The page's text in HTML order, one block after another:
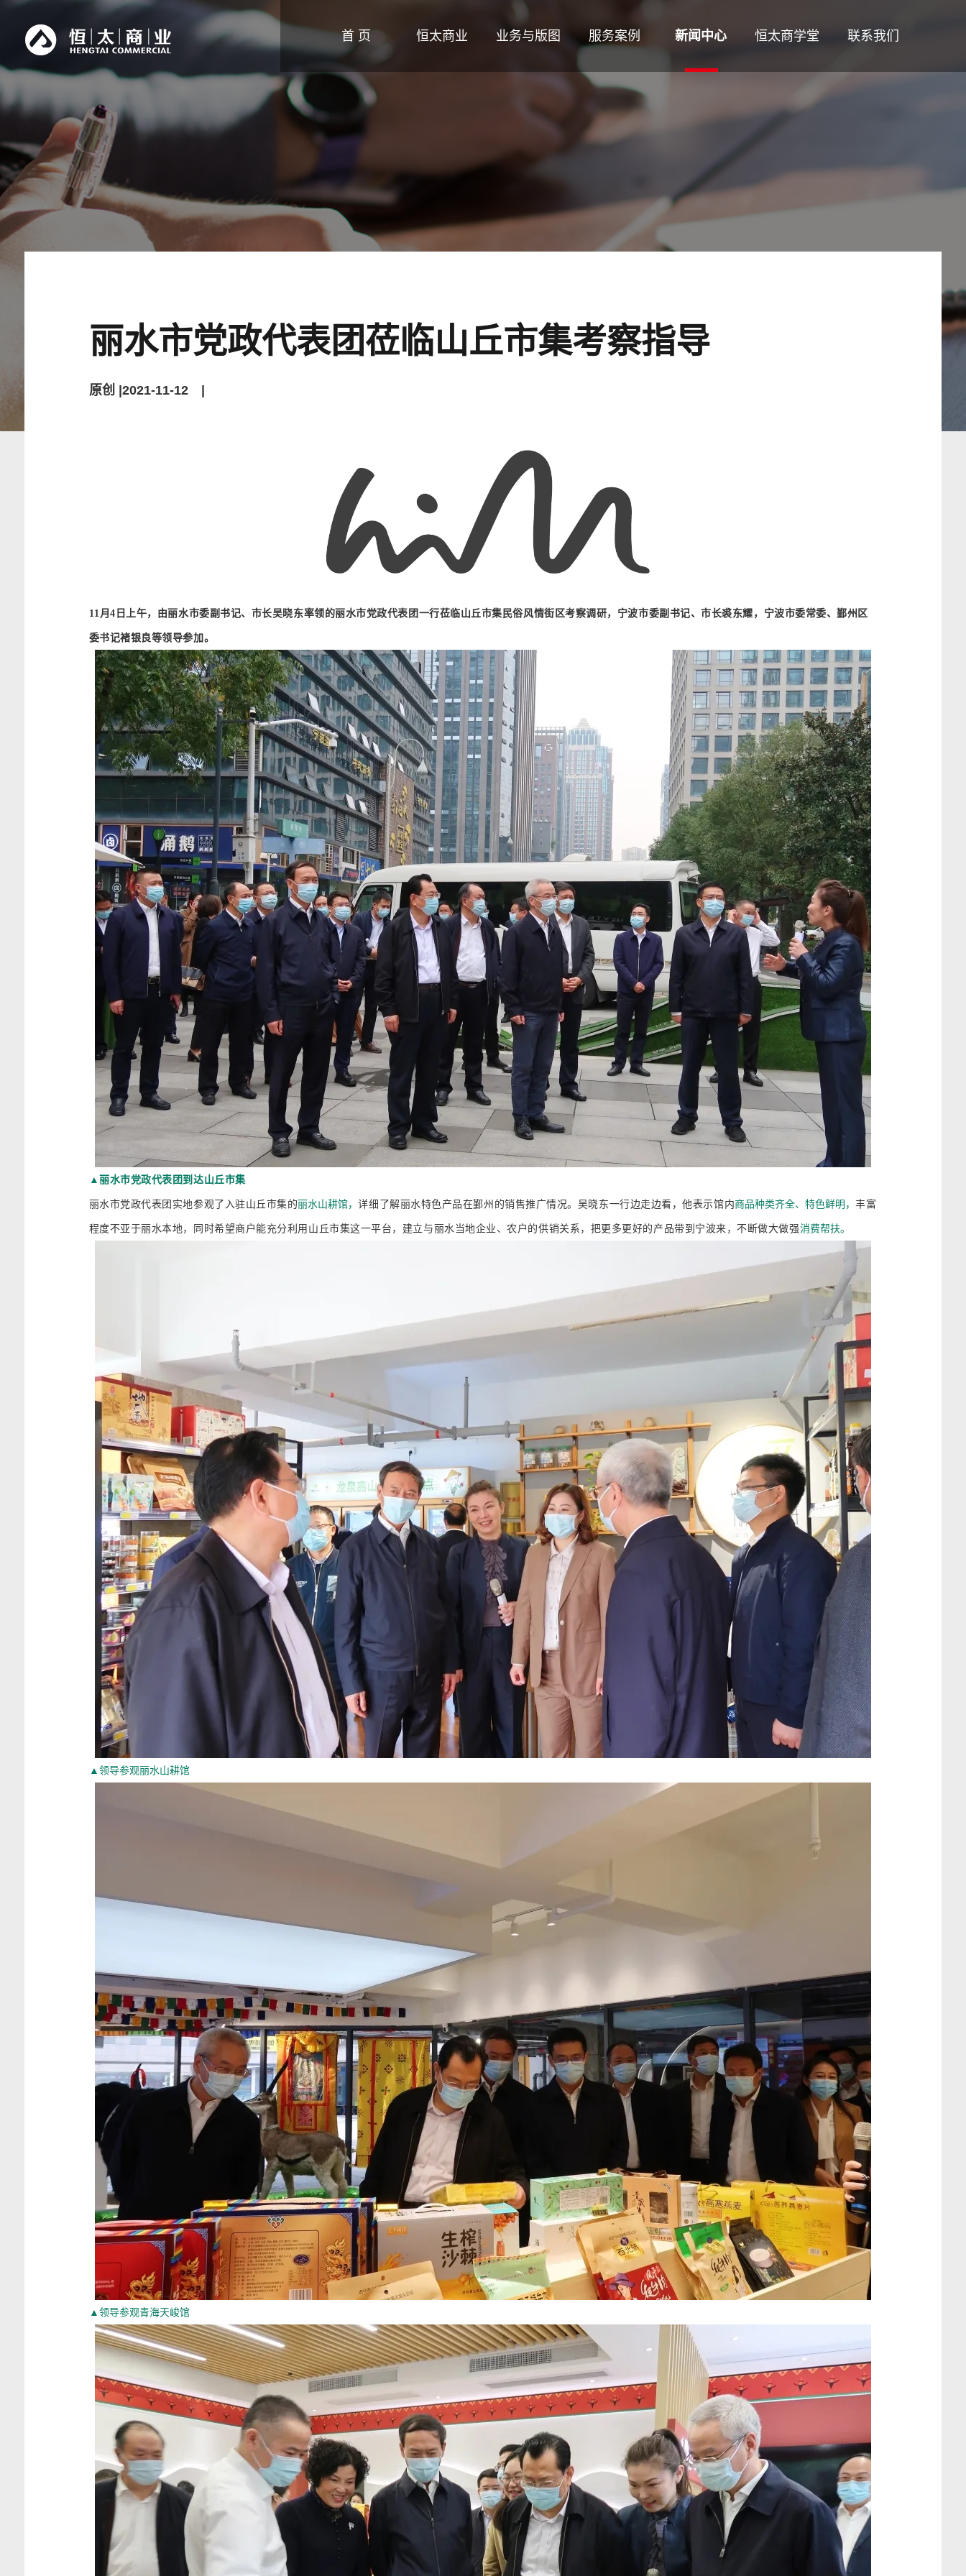
首 页 恒太商业 业务与版图 服务案例 新闻中心 恒太商学堂 联系我们
丽水市党政代表团莅临山丘市集考察指导
原创 |2021-11-12 |
11月4日上午， 由丽水市委副书记、市长吴晓东率领的丽水市党政代表团一行莅临山丘市集民俗风情街区考察调研，宁波市委副书记、市长裘东耀，宁波市委常委、鄞州区
委书记褚银良等领导参加。
▲丽水市党政代表团到达山丘市集
丽水市党政代表团实地参观了入驻山丘市集的丽水山耕馆，详细了解丽水特色产品在鄞州的销售推广情况。 吴晓东一行边走边看，他表示馆内商品种类齐全、特色鲜明，丰富
程度不亚于丽水本地，同时希望商户能充分利用山丘市集这一平台，建立与丽水当地企业、农户的供销关系，把更多更好的产品带到宁波来，不断做大做强消费帮扶。
▲领导参观丽水山耕馆
▲领导参观青海天峻馆